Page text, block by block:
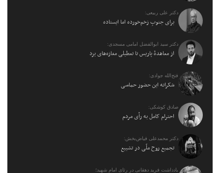
دکتر علی ربیعی:
برای جنوبِ زخم‌خورده اما ایستاده
دکتر سید ابوالفضل امامی مسجدی:
از معاهدهٔ پاریس تا تعطیلی مغازه‌های یزد
فتح‌الله جوادی:
شکرانه این حضور حماسی
صادق کوشکی:
احترام کامل به رأی مردم
دکتر محمدعلی فیاض‌بخش:
تجمیع روح ملّی در تشییع
یادداشت فرید دهقانی در رثای امام شهید؛